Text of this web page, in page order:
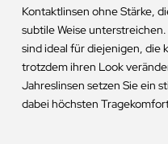
Kontaktlinsen ohne Stärke,
subtile Weise
sind ideal für diejenigen, die
trotzdem ihren Look
Jahreslinsen setzen Sie ein
dabei höchsten